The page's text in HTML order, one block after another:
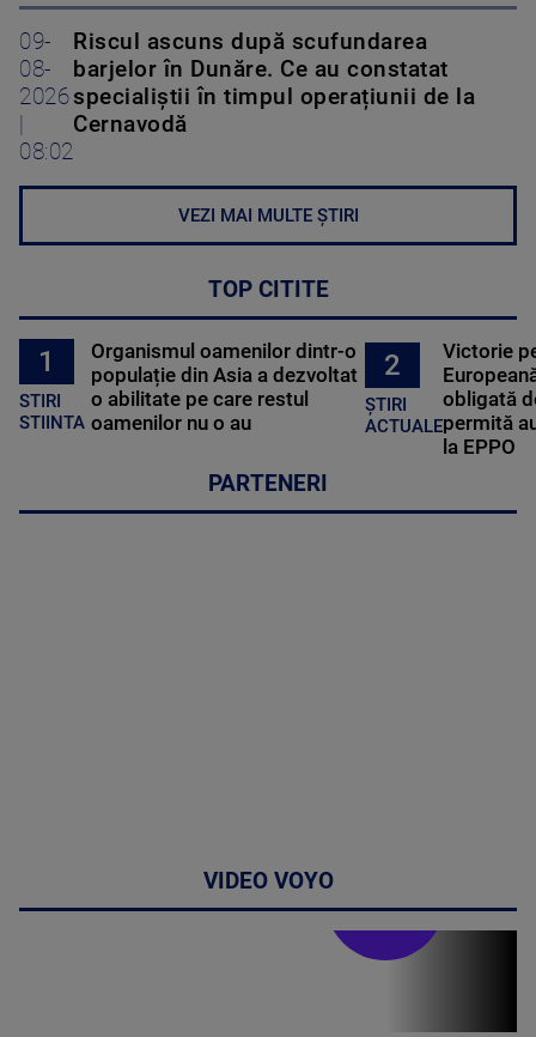
09-
08-
2026
08:02
Riscul ascuns după scufundarea
barjelor în Dunăre. Ce au constatat
specialiștii în timpul operațiunii de la
Cernavodă
VEZI MAI MULTE ȘTIRI
TOP CITITE
1
STIRI
STIINTA
Organismul oamenilor dintr-o
populație din Asia a dezvoltat
o abilitate pe care restul
oamenilor nu o au
2
ȘTIRI
ACTUALE
Victorie
obligată
permită
la EPPO
PARTENERI
VIDEO VOYO